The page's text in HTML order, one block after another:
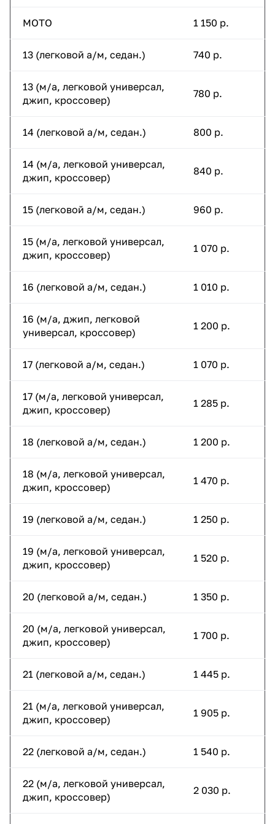
МОТО 1 150 р.
13 (легковой а/м, седан.) 740 р.
13 (м/а, легковой универсал,
джип, кроссовер)
780 р.
14 (легковой а/м, седан.) 800 р.
14 (м/а, легковой универсал,
джип, кроссовер)
840 р.
15 (легковой а/м, седан.) 960 р.
15 (м/а, легковой универсал,
джип, кроссовер)
1 070 р.
16 (легковой а/м, седан.) 1 010 р.
16 (м/а, джип, легковой
универсал, кроссовер)
1 200 р.
17 (легковой а/м, седан.) 1 070 р.
17 (м/а, легковой универсал,
джип, кроссовер)
1 285 р.
18 (легковой а/м, седан.) 1 200 р.
18 (м/а, легковой универсал,
джип, кроссовер)
1 470 р.
19 (легковой а/м, седан.) 1 250 р.
19 (м/а, легковой универсал,
джип, кроссовер)
1 520 р.
20 (легковой а/м, седан.) 1 350 р.
20 (м/а, легковой универсал,
джип, кроссовер)
1 700 р.
21 (легковой а/м, седан.) 1 445 р.
21 (м/а, легковой универсал,
джип, кроссовер)
1 905 р.
22 (легковой а/м, седан.) 1 540 р.
22 (м/а, легковой универсал,
джип, кроссовер)
2 030 р.